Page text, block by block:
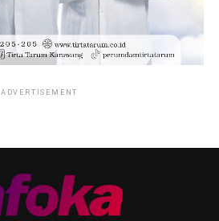
ADVERTISEMENT